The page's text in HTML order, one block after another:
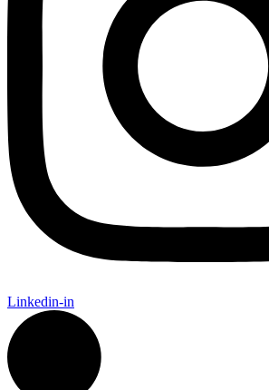
Linkedin-in